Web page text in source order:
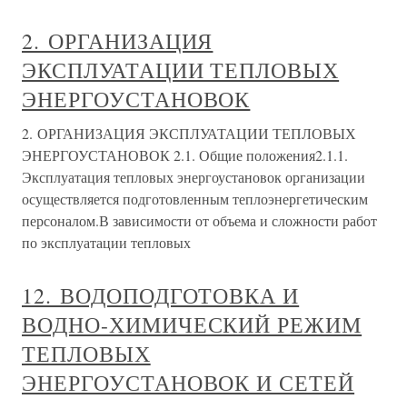
2. ОРГАНИЗАЦИЯ
ЭКСПЛУАТАЦИИ ТЕПЛОВЫХ
ЭНЕРГОУСТАНОВОК
2. ОРГАНИЗАЦИЯ ЭКСПЛУАТАЦИИ ТЕПЛОВЫХ
ЭНЕРГОУСТАНОВОК 2.1. Общие положения2.1.1.
Эксплуатация тепловых энергоустановок организации
осуществляется подготовленным теплоэнергетическим
персоналом.В зависимости от объема и сложности работ
по эксплуатации тепловых
12. ВОДОПОДГОТОВКА И
ВОДНО-ХИМИЧЕСКИЙ РЕЖИМ
ТЕПЛОВЫХ
ЭНЕРГОУСТАНОВОК И СЕТЕЙ